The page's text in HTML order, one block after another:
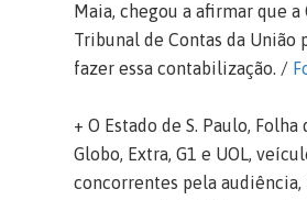
Maia, chegou a afirmar que a
Tribunal de Contas da União
fazer essa contabilização. /
+ O Estado de S. Paulo, Folha
Globo, Extra, G1 e UOL,
concorrentes pela audiência,